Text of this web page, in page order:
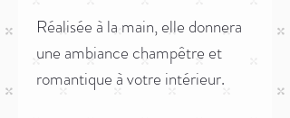
Réalisée à la main, elle donnera
une ambiance champêtre et
romantique à votre intérieur.